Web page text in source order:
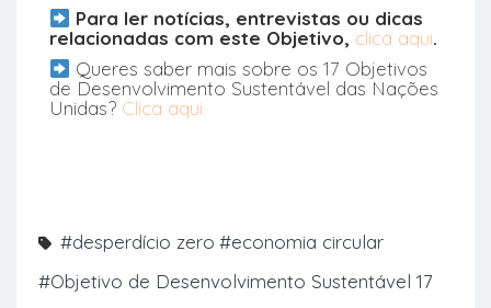
Para ler notícias, entrevistas ou dicas
relacionadas com este Objetivo, clica aqui.
Queres saber mais sobre os 17 Objetivos
de Desenvolvimento Sustentável das Nações
Unidas? Clica aqui
#desperdício zero #economia circular
#Objetivo de Desenvolvimento Sustentável 17